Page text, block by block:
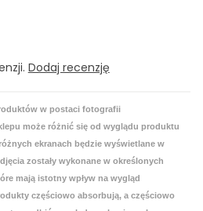
Dodaj recenzję
w postaci fotografii
może różnić się od wyglądu produktu
ekranach będzie wyświetlane w
zostały wykonane w określonych
mają istotny wpływ na wygląd
częściowo absorbują, a częściowo